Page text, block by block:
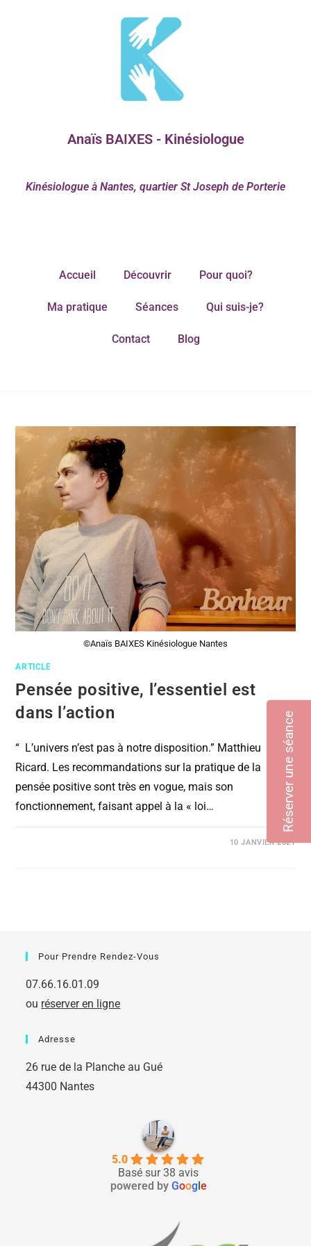
Anaïs BAIXES - Kinésiologue
Kinésiologue à Nantes, quartier St Joseph de Porterie
Accueil Découvrir Pour quoi?
Ma pratique Séances Qui suis-je?
Contact Blog
©Anaïs BAIXES Kinésiologue Nantes
ARTICLE
Pensée positive, l’essentiel est
dans l’action
“ L’univers n’est pas à notre disposition.” Matthieu
Ricard. Les recommandations sur la pratique de la
pensée positive sont très en vogue, mais son
fonctionnement, faisant appel à la « loi…
10 JANVIER 2021
Pour Prendre Rendez-Vous
07.66.16.01.09
ou réserver en ligne
Adresse
26 rue de la Planche au Gué
44300 Nantes
5.0
Basé sur 38 avis
powered by Googl e
Réserver une séance